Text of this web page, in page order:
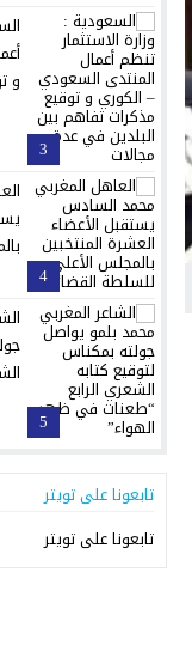
3
و
4
5
تابعونا على تويتر
تابعونا على تويتر